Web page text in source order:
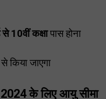
से 10वीं कक्षापास होना
किया जाएगा
के लिए आयु सीमा